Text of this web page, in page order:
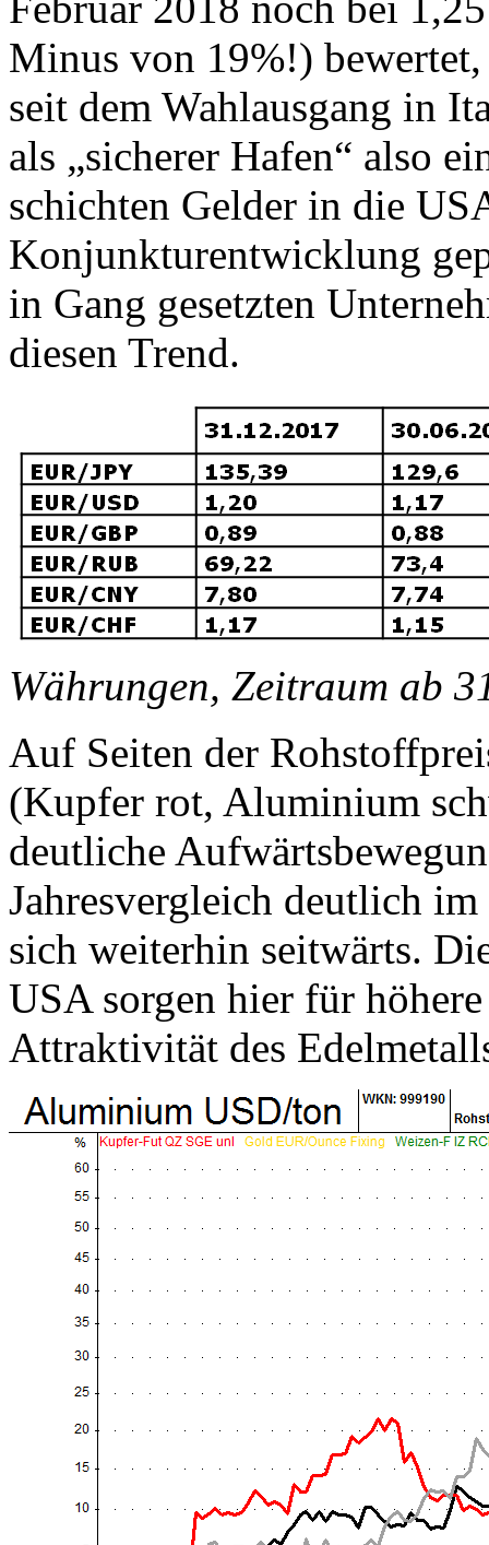
Minus von 19%!) bewertet,
seit dem Wahlausgang in
als „sicherer Hafen“ also
schichten Gelder in die
Konjunkturentwicklung
in Gang gesetzten
diesen Trend.
Währungen, Zeitraum ab
Auf Seiten der
(Kupfer rot, Aluminium
deutliche
Jahresvergleich deutlich
sich weiterhin seitwärts.
USA sorgen hier für
Attraktivität des